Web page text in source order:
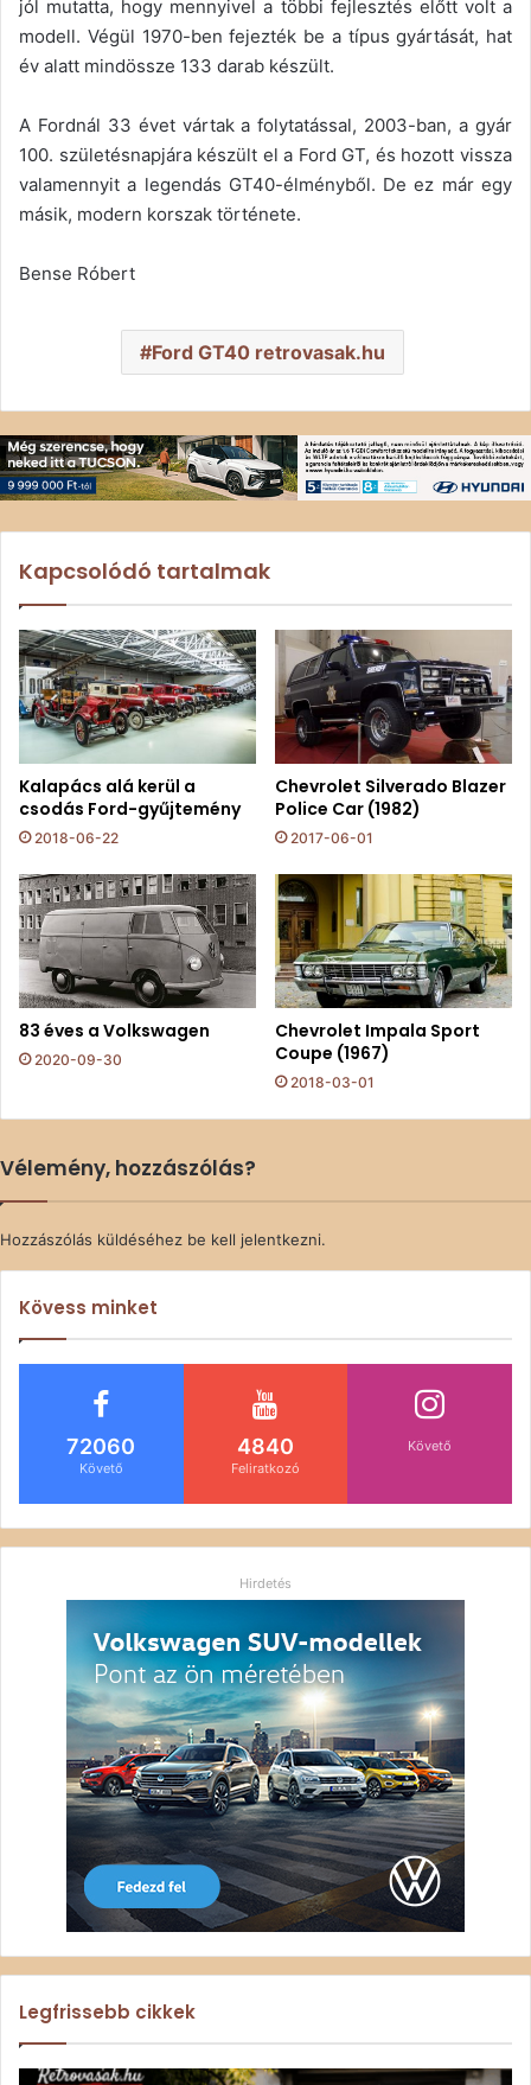
jól mutatta, hogy mennyivel a többi fejlesztés előtt volt a
modell. Végül 1970-ben fejezték be a típus gyártását, hat
év alatt mindössze 133 darab készült.
A Fordnál 33 évet vártak a folytatással, 2003-ban, a gyár
100. születésnapjára készült el a Ford GT, és hozott vissza
valamennyit a legendás GT40-élményből. De ez már egy
másik, modern korszak története.
Bense Róbert
Ford GT40 retrovasak.hu
Kapcsolódó tartalmak
Kalapács alá kerül a
csodás Ford-gyűjtemény
2018-06-22
Chevrolet Silverado Blazer
Police Car (1982)
2017-06-01
83 éves a Volkswagen
2020-09-30
Chevrolet Impala Sport
Coupe (1967)
2018-03-01
Vélemény, hozzászólás?
Hozzászólás küldéséhez be kell jelentkezni.
Kövess minket
72060
Követő
4840
Feliratkozó
Követő
Hirdetés
Legfrissebb cikkek